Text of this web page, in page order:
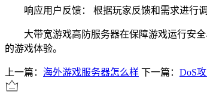
响应用户反馈： 根据玩家反馈和需求进行调
大带宽游戏高防服务器在保障游戏运行安全
的游戏体验。
上一篇： 海外游戏服务器怎么样 下一篇： DoS